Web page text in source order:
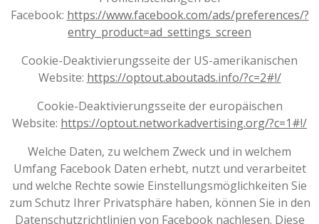
Facebook: https://www.facebook.com/ads/preferences/?
entry_product=ad_settings_screen
Cookie-Deaktivierungsseite der US-amerikanischen
Website: https://optout.aboutads.info/?c=2#!/
Cookie-Deaktivierungsseite der europäischen
Website: https://optout.networkadvertising.org/?c=1#!/
Welche Daten, zu welchem Zweck und in welchem
Umfang Facebook Daten erhebt, nutzt und verarbeitet
und welche Rechte sowie Einstellungsmöglichkeiten Sie
zum Schutz Ihrer Privatsphäre haben, können Sie in den
Datenschutzrichtlinien von Facebook nachlesen. Diese